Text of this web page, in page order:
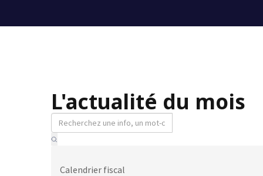
L'actualité du mois
Calendrier fiscal